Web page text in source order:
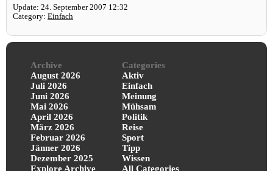
Update: 24. September 2007 12:32
Category: Einfach
Archive
August 2026
Juli 2026
Juni 2026
Mai 2026
April 2026
März 2026
Februar 2026
Jänner 2026
Dezember 2025
Explore Archive
Categories
Aktiv
Einfach
Meinung
Mühsam
Politik
Reise
Sport
Tipp
Wissen
All Categories